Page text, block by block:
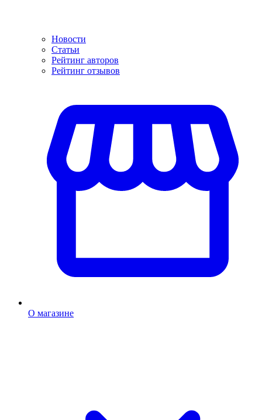
Новости
Статьи
Рейтинг авторов
Рейтинг отзывов
О магазине